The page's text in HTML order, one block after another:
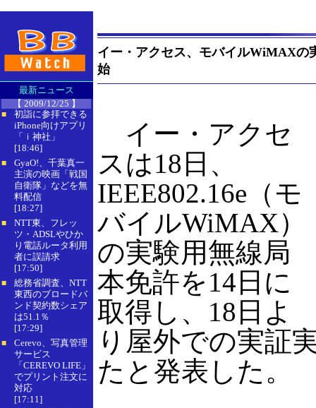
最新ニュース
【 2009/12/25 】
■
初詣に参拝できる
iPhone向けアプリ
「ｉ神社」
[18:46]
■
GyaO!、千葉真一
主演の映画「戦国
自衛隊」などを無
料配信
[18:27]
■
NTT東、フレッ
ツ・ADSLやひか
り電話ルータ利用
者に誤請求
[17:50]
■
総務省調査、NTT
東西のブロードバ
ンド契約数シェア
は51.1％
[17:29]
■
Cerevo、写真管理
サービス
「CEREVO LIFE」
でプリント注文に
対応
[17:11]
イー・アクセス、モバイルWiMAXの
始
イー・アクセ
スは18日、
IEEE802.16e（モ
バイルWiMAX）
の実験用無線局
本免許を14日に
取得し、18日よ
り屋外での実証
たと発表した。